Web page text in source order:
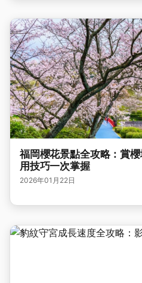
福岡櫻花景點全攻略：賞
用技巧一次掌握
2026年01月22日